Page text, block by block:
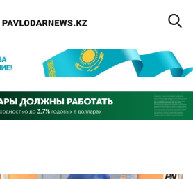
Регистрация